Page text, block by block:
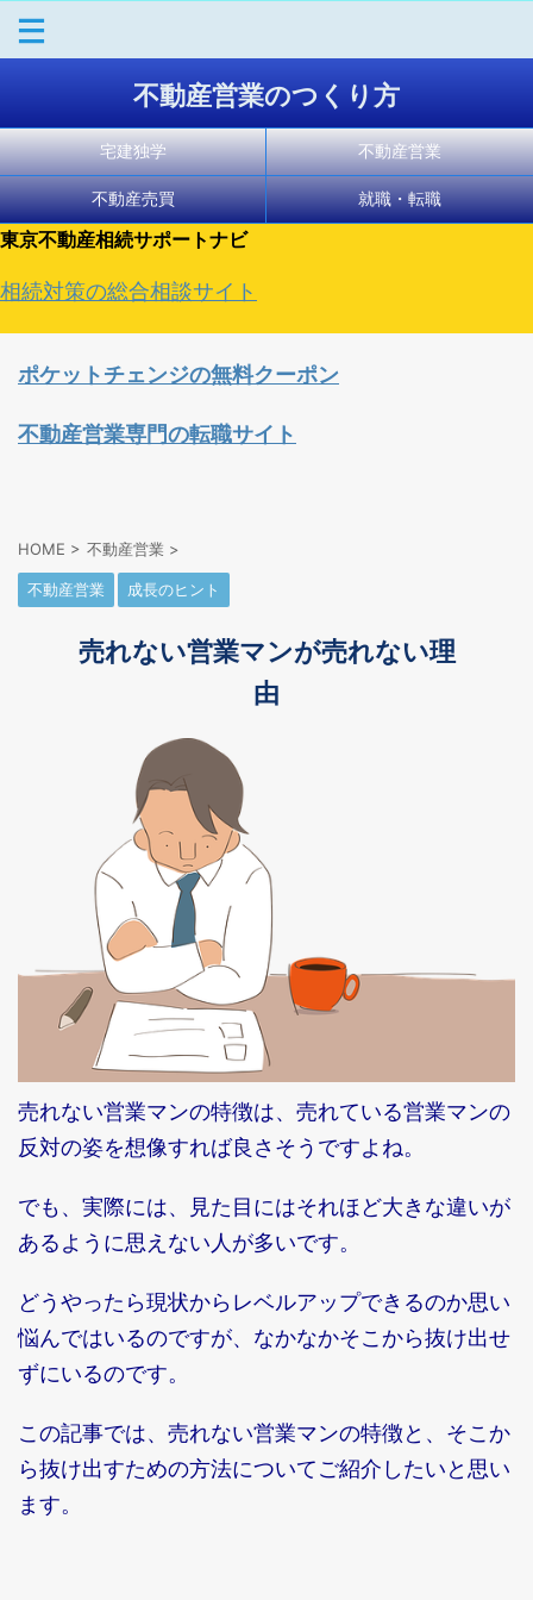
不動産営業のつくり方
宅建独学 不動産営業
不動産売買 就職・転職
東京不動産相続サポートナビ
相続対策の総合相談サイト
ポケットチェンジの無料クーポン
不動産営業専門の転職サイト
HOME > 不動産営業 >
不動産営業 成長のヒント
売れない営業マンが売れない理
由
売れない営業マンの特徴は、売れている営業マンの
反対の姿を想像すれば良さそうですよね。
でも、実際には、見た目にはそれほど大きな違いが
あるように思えない人が多いです。
どうやったら現状からレベルアップできるのか思い
悩んではいるのですが、なかなかそこから抜け出せ
ずにいるのです。
この記事では、売れない営業マンの特徴と、そこか
ら抜け出すための方法についてご紹介したいと思い
ます。